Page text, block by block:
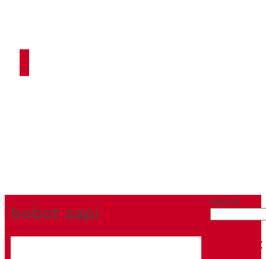
bobot sapi
Search
Recent